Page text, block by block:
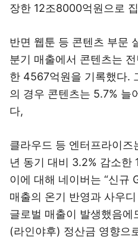
장한 12조8000억원으로
반면 웹툰 등 콘텐츠 부문
분기 매출에서 콘텐츠는
한 4567억원을 기록했다.
의 경우 콘텐츠는 5.7% 늘
다,
클라우드 등 엔터프라이즈
년 동기 대비 3.2% 감소한
이에 대해 네이버는 “신규
매출의 온기 반영과 사우
글로벌 매출이 발생했음
(라인야후) 정산금 영향으